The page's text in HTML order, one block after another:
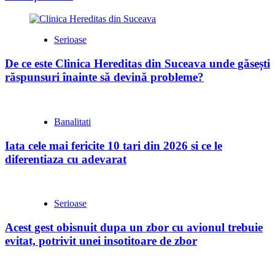
Serioase
De ce este Clinica Hereditas din Suceava unde găsești
răspunsuri înainte să devină probleme?
Banalitati
Iata cele mai fericite 10 tari din 2026 si ce le
diferentiaza cu adevarat
Serioase
Acest gest obisnuit dupa un zbor cu avionul trebuie
evitat, potrivit unei insotitoare de zbor